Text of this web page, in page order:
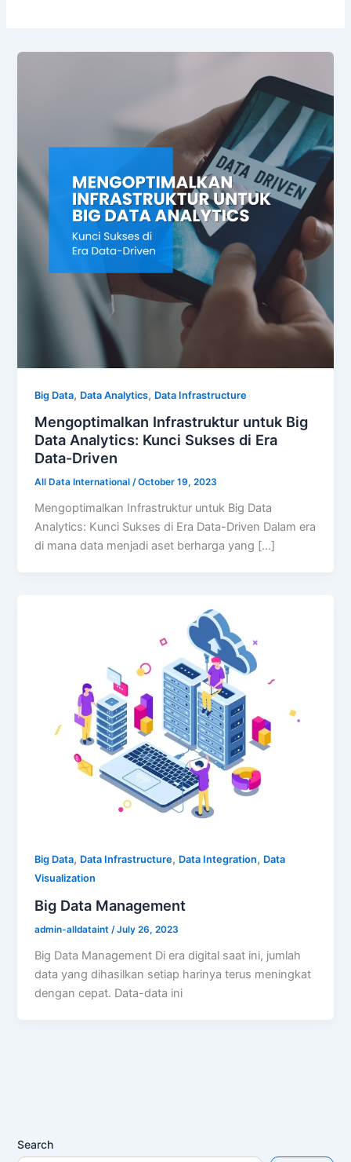
Big Data, Data Analytics, Data Infrastructure
Mengoptimalkan Infrastruktur untuk Big
Data Analytics: Kunci Sukses di Era
Data-Driven
All Data International/October 19, 2023
Mengoptimalkan Infrastruktur untuk Big Data
Analytics: Kunci Sukses di Era Data-Driven Dalam era
di mana data menjadi aset berharga yang […]
Big Data, Data Infrastructure, Data Integration, Data
Visualization
Big Data Management
admin-alldataint/July 26, 2023
Big Data Management Di era digital saat ini, jumlah
data yang dihasilkan setiap harinya terus meningkat
dengan cepat. Data-data ini
Search